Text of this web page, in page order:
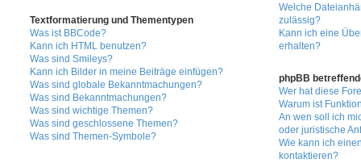
Textformatierung und Thementypen
Was ist BBCode?
Kann ich HTML benutzen?
Was sind Smileys?
Kann ich Bilder in meine Beiträge einfügen?
Was sind globale Bekanntmachungen?
Was sind Bekanntmachungen?
Was sind wichtige Themen?
Was sind geschlossene Themen?
Was sind Themen-Symbole?
Welche
zulässig?
Kann ich eine
erhalten?
phpBB
Wer hat diese
Warum ist
An wen soll ich
oder juristische
Wie kann ich
kontaktieren?